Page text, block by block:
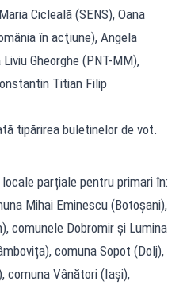
Cicleală (SENS), Oana
în acţiune), Angela
Gheorghe (PNT-MM),
Titian Filip
tipărirea buletinelor de vot.
parțiale pentru primari în:
Mihai Eminescu (Botoșani),
comunele Dobromir și Lumina
comuna Sopot (Dolj),
comuna Vânători (Iași),